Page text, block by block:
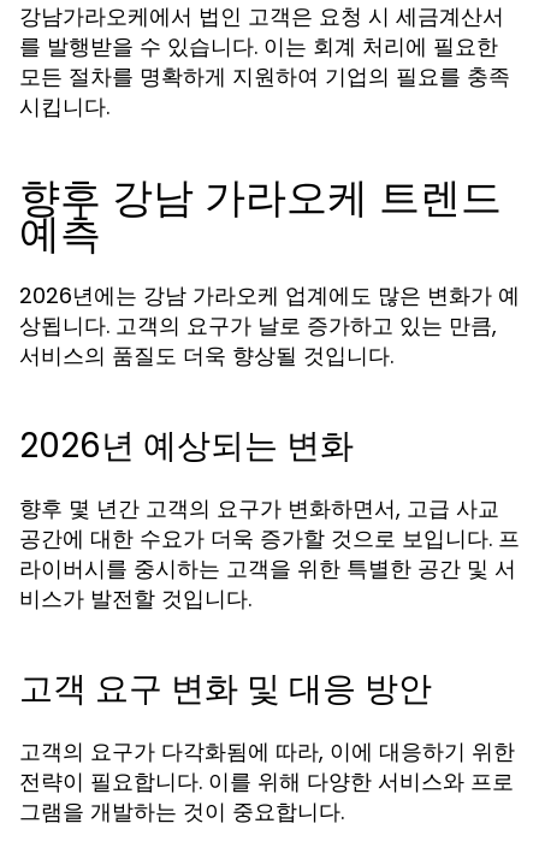
강남가라오케에서 법인 고객은 요청 시 세금계산서
를 발행받을 수 있습니다. 이는 회계 처리에 필요한
모든 절차를 명확하게 지원하여 기업의 필요를 충족
시킵니다.
향후 강남 가라오케 트렌드
예측
2026년에는 강남 가라오케 업계에도 많은 변화가 예
상됩니다. 고객의 요구가 날로 증가하고 있는 만큼,
서비스의 품질도 더욱 향상될 것입니다.
2026년 예상되는 변화
향후 몇 년간 고객의 요구가 변화하면서, 고급 사교
공간에 대한 수요가 더욱 증가할 것으로 보입니다. 프
라이버시를 중시하는 고객을 위한 특별한 공간 및 서
비스가 발전할 것입니다.
고객 요구 변화 및 대응 방안
고객의 요구가 다각화됨에 따라, 이에 대응하기 위한
전략이 필요합니다. 이를 위해 다양한 서비스와 프로
그램을 개발하는 것이 중요합니다.